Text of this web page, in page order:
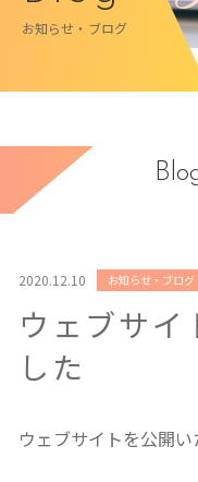
お知らせ・ブログ
2020.12.10 お知らせ・ブログ
ウェブサイ
した
ウェブサイトを公開い